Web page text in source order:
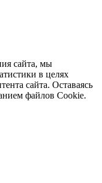
сайта, мы
в целях
сайта. Оставаясь
файлов Cookie.